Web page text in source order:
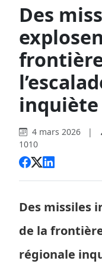
Des
inquiète
4 mars 2026 |
1010
Des missiles
de la
régionale